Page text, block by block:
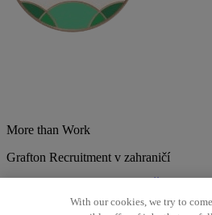
More than Work
Grafton Recruitment v zahraničí
Francúzsko Holandsko India
With our cookies, we try to